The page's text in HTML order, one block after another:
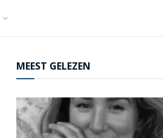
MEEST GELEZEN